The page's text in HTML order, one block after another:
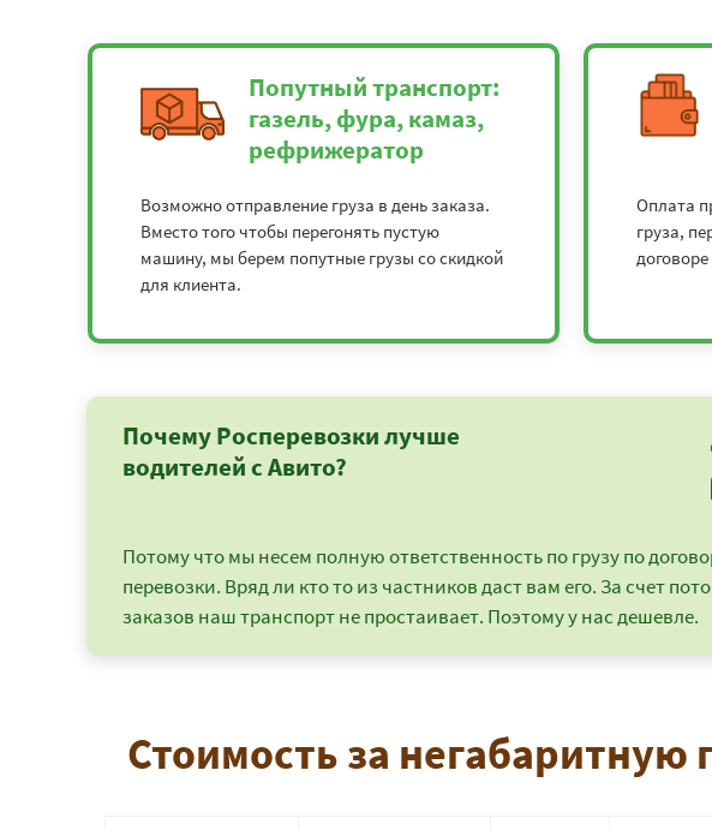
Попутный транспорт:
газель, фура, камаз,
рефрижератор
Возможно отправление груза в день заказа.
Вместо того чтобы перегонять пустую
машину, мы берем попутные грузы со скидкой
для клиента.
Оплата
груза,
Почему Росперевозки лучше
водителей с Авито?
Потому что мы несем полную ответственность по грузу по
перевозки. Вряд ли кто то из частников даст вам его. За счет
заказов наш транспорт не простаивает. Поэтому у нас дешевле.
Стоимость за негабаритную